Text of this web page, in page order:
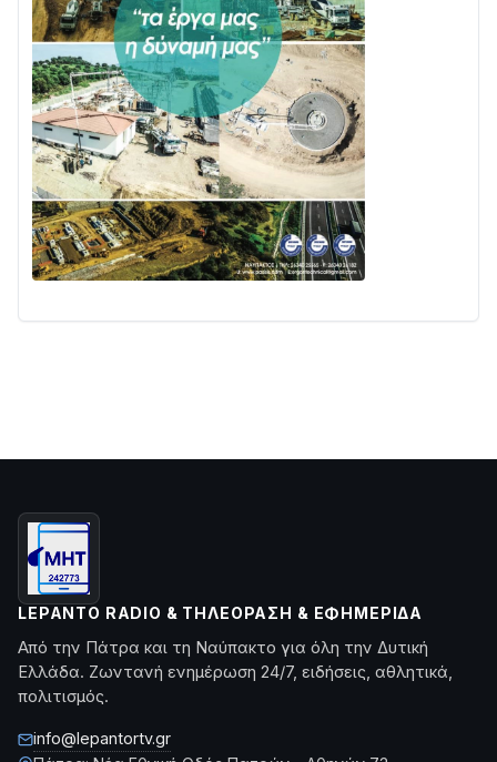
LEPANTO RADIO & ΤΗΛΕΌΡΑΣΗ & ΕΦΗΜΕΡΊΔΑ
Από την Πάτρα και τη Ναύπακτο για όλη την Δυτική
Ελλάδα. Ζωντανή ενημέρωση 24/7, ειδήσεις, αθλητικά,
πολιτισμός.
info@lepantortv.gr